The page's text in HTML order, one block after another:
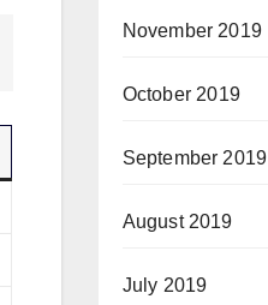
November 2019
October 2019
September 2019
August 2019
July 2019